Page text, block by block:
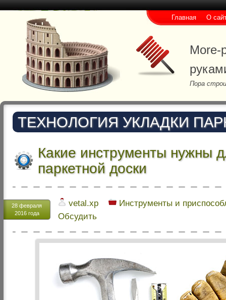
More-
Пора
Главная О
ТЕХНОЛОГИЯ УКЛАДКИ
Какие инструменты нужны
паркетной доски
28 февраля
2016 года
vetal.xp
Инструменты и
Обсудить